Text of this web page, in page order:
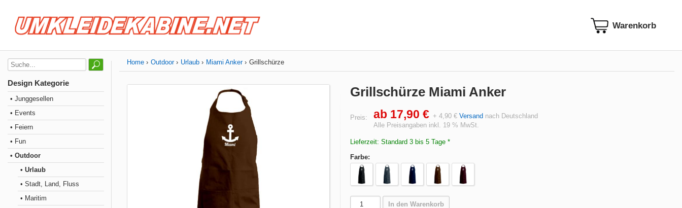
Design Kategorie
• Junggesellen
• Events
• Feiern
• Fun
• Outdoor
• Urlaub
• Stadt, Land, Fluss
• Maritim
Home Outdoor Urlaub Miami Anker Grillschürze
Grillschürze Miami Anker
Preis: ab 17,90 € + 4,90 € Versand nach Deutschland
Alle Preisangaben inkl. 19 % MwSt.
Lieferzeit: Standard 3 bis 5 Tage *
Farbe:
In den Warenkorb